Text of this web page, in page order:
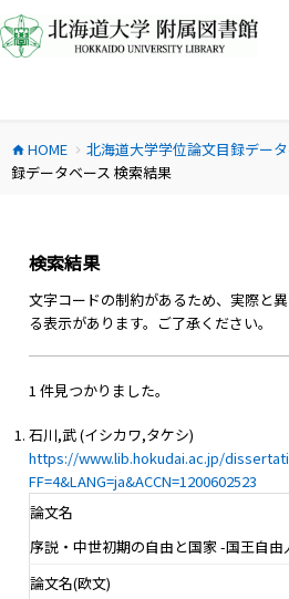
ン
テ
ス
キ
home HOME chevron_right 北海道大学学位論文目録デー
録データベース 検索結果
検索結果
文字コードの制約があるため、実際と
る表示があります。ご了承ください。
1 件見つかりました。
石川,武 (イシカワ,タケシ)
https://www.lib.hokudai.ac.jp/
FF=4&LANG=ja&ACCN=1200602523
論文名
序説・中世初期の自由と国家 -国王自
論文名(欧文)